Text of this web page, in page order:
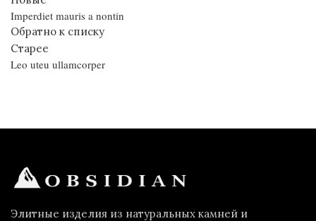
Imperdiet mauris a nontin
Обратно к списку
Старее
Leo uteu ullamcorper
Элитные изделия из натуральных камней и